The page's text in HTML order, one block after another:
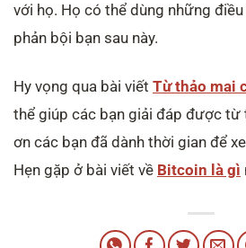
với họ. Họ có thể dùng những
phản bội bạn sau này.
Hy vọng qua bài viết Từ thảo mai
thể giúp các bạn giải đáp được từ
ơn các bạn đã dành thời gian để
Hẹn gặp ở bài viết về Bitcoin là gì